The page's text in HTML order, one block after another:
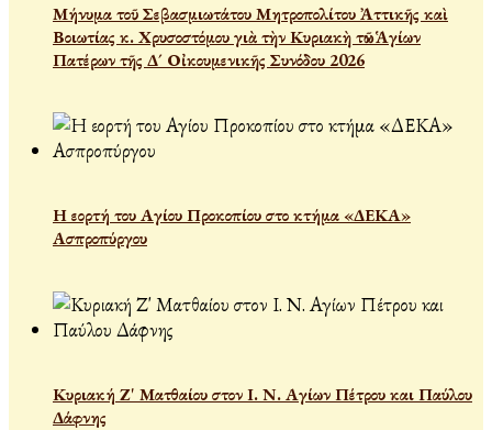
Μήνυμα τοῦ Σεβασμιωτάτου Μητροπολίτου Ἀττικῆς καὶ
Βοιωτίας κ. Χρυσοστόμου γιὰ τὴν Κυριακὴ τῶν Ἁγίων
Πατέρων τῆς Δ´ Οἰκουμενικῆς Συνόδου 2026
Η εορτή του Αγίου Προκοπίου στο κτήμα «ΔΕΚΑ»
Ασπροπύργου
Κυριακή Ζ' Ματθαίου στον Ι. Ν. Αγίων Πέτρου και Παύλου
Δάφνης